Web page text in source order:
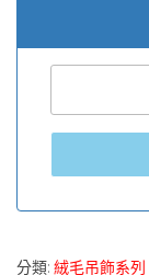
分類: 絨毛吊飾系列